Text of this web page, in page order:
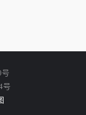
号
号